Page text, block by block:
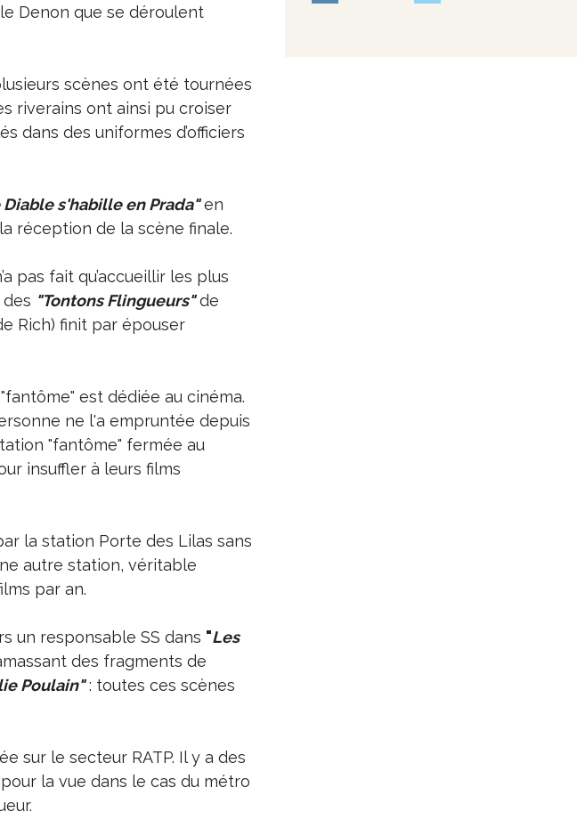
Denon que se déroulent
scènes ont été tournées
riverains ont ainsi pu croiser
dans des uniformes d’officiers
Diable s'habille en Prada"en
réception de la scène finale.
pas fait qu’accueillir les plus
"Tontons Flingueurs"de
Rich) finit par épouser
est dédiée au cinéma.
ne l'a empruntée depuis
"fantôme" fermée au
insuffler à leurs films
la station Porte des Lilas sans
autre station, véritable
par an.
un responsable SS dans "Les
des fragments de
Poulain": toutes ces scènes
sur le secteur RATP. Il y a des
la vue dans le cas du métro